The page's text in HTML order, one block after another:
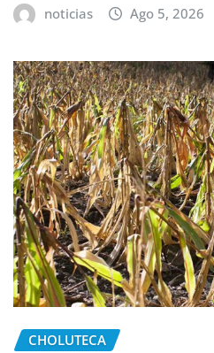
noticias Ago 5, 2026
CHOLUTECA